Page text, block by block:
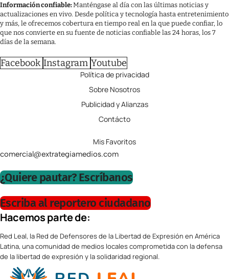
Información confiable:Manténgase al día con las últimas noticias y
actualizaciones en vivo. Desde política y tecnología hasta entretenimiento
y más, le ofrecemos cobertura en tiempo real en la que puede confiar, lo
que nos convierte en su fuente de noticias confiable las 24 horas, los 7
días de la semana.
Facebook Instagram Youtube
Política de privacidad
Sobre Nosotros
Publicidad y Alianzas
Contácto
Mis Favoritos
comercial@extrategiamedios.com
¿Quiere pautar? Escríbanos
Escriba al reportero ciudadano
Hacemos parte de:
Red Leal, la Red de Defensores de la Libertad de Expresión en América
Latina, una comunidad de medios locales comprometida con la defensa
de la libertad de expresión y la solidaridad regional.